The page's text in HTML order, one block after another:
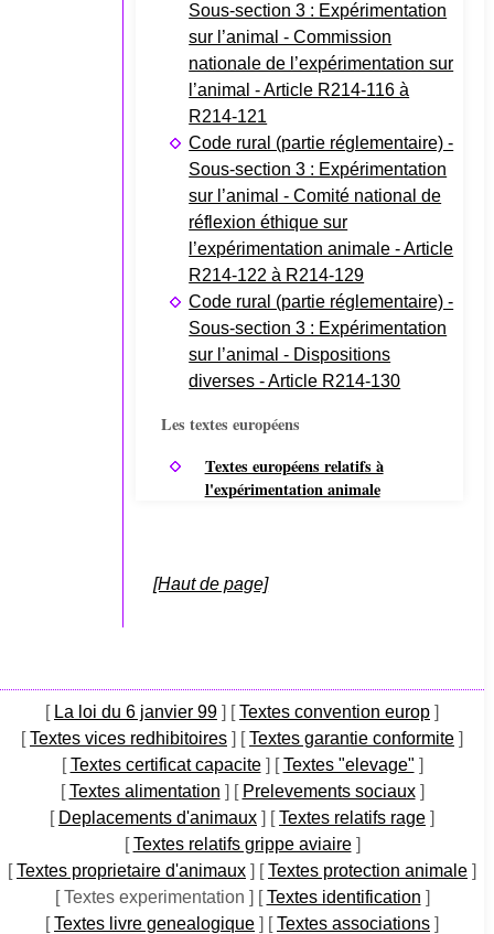
Sous-section 3 : Expérimentation
sur l’animal - Commission
nationale de l’expérimentation sur
l’animal - Article R214-116 à
R214-121
Code rural (partie réglementaire) -
Sous-section 3 : Expérimentation
sur l’animal - Comité national de
réflexion éthique sur
l’expérimentation animale - Article
R214-122 à R214-129
Code rural (partie réglementaire) -
Sous-section 3 : Expérimentation
sur l’animal - Dispositions
diverses - Article R214-130
Les textes européens
Textes européens relatifs à
l'expérimentation animale
[Haut de page]
[ La loi du 6 janvier 99 ] [Textes convention europ ]
[Textes vices redhibitoires ] [Textes garantie conformite ]
[Textes certificat capacite] [Textes "elevage" ]
[Textes alimentation ] [ Prelevements sociaux]
[ Deplacements d'animaux ] [Textes relatifs rage ]
[Textes relatifs grippe aviaire]
[Textes proprietaire d'animaux ] [Textes protection animale ]
[ Textes experimentation ] [Textes identification ]
[Textes livre genealogique ] [Textes associations ]